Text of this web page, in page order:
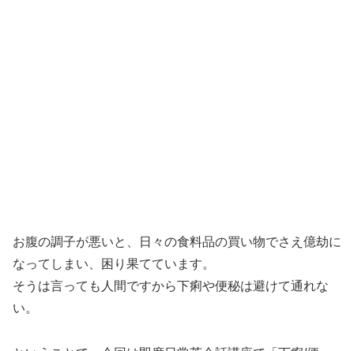
お腹の調子が悪いと、日々の食料品の買い物でさえ億劫に
なってしまい、困り果てています。
そうは言っても人間ですから下痢や便秘は避けて通れな
い。